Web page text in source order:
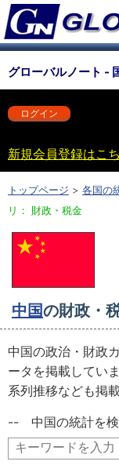
グローバルノート -
ログイン
新規会員登録はこ
トップページ > 各国の
リ： 財政・税金
中国の財政・
中国の政治・財政
ータを掲載してい
系列推移なども掲
-- 中国の統計を